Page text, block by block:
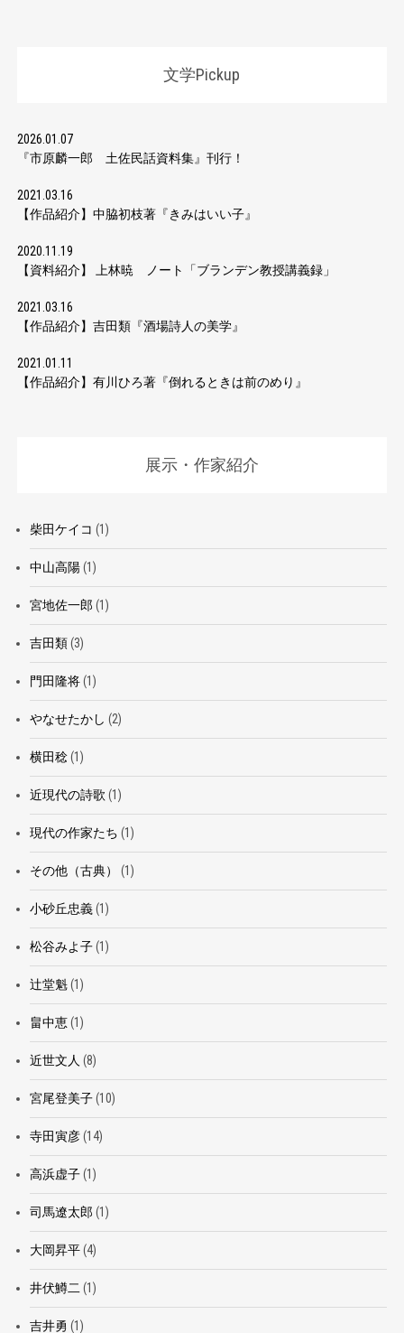
文学Pickup
2026.01.07
『市原麟一郎 土佐民話資料集』刊行！
2021.03.16
【作品紹介】中脇初枝著『きみはいい子』
2020.11.19
【資料紹介】 上林暁 ノート「ブランデン教授講義録」
2021.03.16
【作品紹介】吉田類『酒場詩人の美学』
2021.01.11
【作品紹介】有川ひろ著『倒れるときは前のめり』
展示・作家紹介
柴田ケイコ (1)
中山高陽(1)
宮地佐一郎 (1)
吉田類(3)
門田隆将(1)
やなせたかし (2)
横田稔(1)
近現代の詩歌 (1)
現代の作家たち (1)
その他（古典） (1)
小砂丘忠義(1)
松谷みよ子(1)
辻堂魁(1)
畠中恵(1)
近世文人 (8)
宮尾登美子(10)
寺田寅彦(14)
高浜虚子(1)
司馬遼太郎 (1)
大岡昇平(4)
井伏鱒二 (1)
吉井勇 (1)